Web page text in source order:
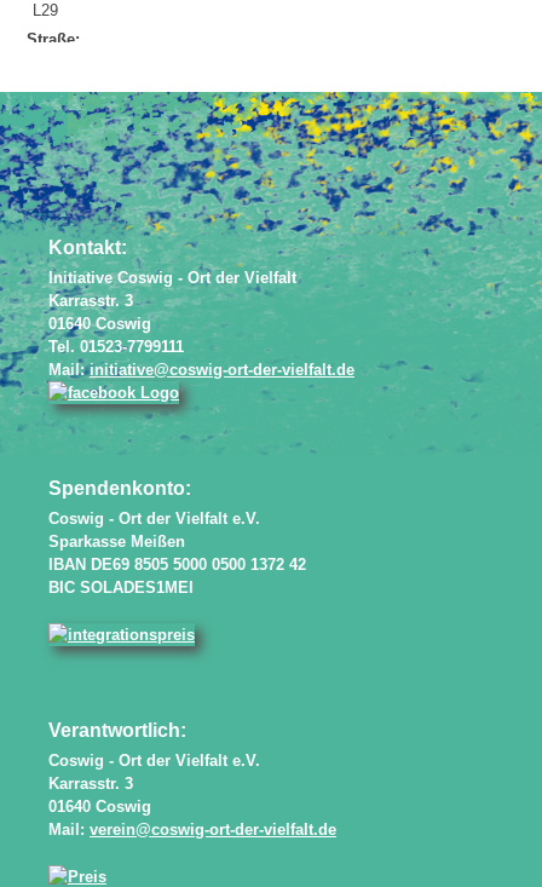
L29
Straße:
Powered byJEM
Kontakt:
Initiative Coswig - Ort der Vielfalt
Karrasstr. 3
01640 Coswig
Tel. 01523-7799111
Mail:initiative@coswig-ort-der-vielfalt.de
Spendenkonto:
Coswig - Ort der Vielfalt e.V.
Sparkasse Meißen
IBAN DE69 8505 5000 0500 1372 42
BIC SOLADES1MEI
Verantwortlich:
Coswig - Ort der Vielfalt e.V.
Karrasstr. 3
01640 Coswig
Mail: verein@coswig-ort-der-vielfalt.de